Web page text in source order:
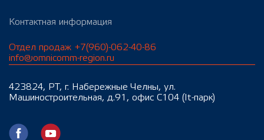
Контактная информация
Отдел продаж +7(960)-062-40-86
info@omnicomm-region.ru
423824, РТ, г. Набережные Челны, ул.
Машиностроительная, д.91, офис С104 (It-парк)